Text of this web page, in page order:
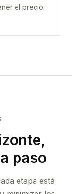
el precio
paso
etapa está